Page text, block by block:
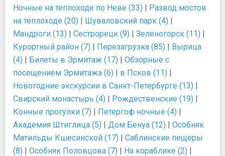
Ночные на теплоходе по Неве (33) | Развод мостов
на теплоходе (20) | Шуваловский парк (4) |
Мандроги (13) | Сестрорецк (9) | Зеленогорск (11) |
Курортный район (7) | Перезагрузка (85) | Вырица
(4) | Билеты в Эрмитаж (17) | Обзорные с
посещением Эрмитажа (6) | в Псков (11) |
Новогодние экскурсии в Санкт-Петербурге (13) |
Свирский монастырь (4) | Рождественские (19) |
Конные прогулки (7) | Петергоф ночные (4) |
Академия Штиглица (5) | Дом Бенуа (12) | Особняк
Матильды Кшесинской (17) | Саблинские пещеры
(8) | Особняк Половцова (7) | На кораблике (2) |